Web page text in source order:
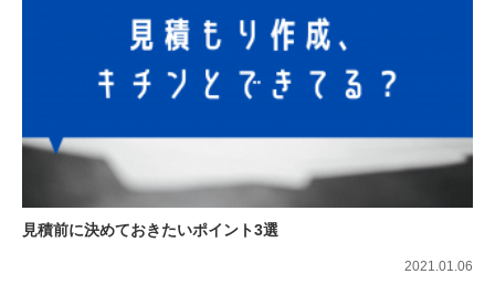
見積前に決めておきたいポイント3選
2021.01.06